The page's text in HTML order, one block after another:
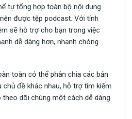
tự tổng hợp toàn bộ nội dung
được tệp podcast. Với tính
sẽ hỗ trợ cho bạn trong việc
dễ dàng hơn, nhanh chóng
toàn có thể phân chia các bản
chủ đề khác nhau, hỗ trợ tìm kiếm
dõi chúng một cách dễ dàng